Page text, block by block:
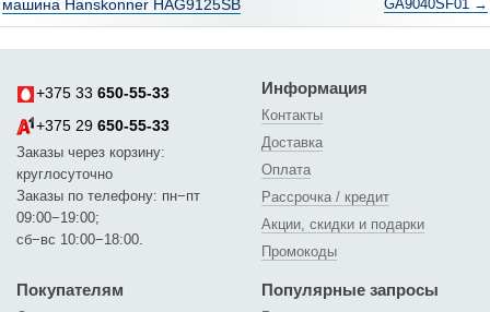
машина Hanskonner HAG9125SB
GA9040SF01 →
+375 33 650-55-33
+375 29 650-55-33
Заказы через корзину:
круглосуточно
Заказы по телефону: пн−пт
09:00−19:00;
сб−вс 10:00−18:00.
Информация
Контакты
Доставка
Оплата
Рассрочка / кредит
Акции, скидки и подарки
Промокоды
Покупателям Популярные запросы